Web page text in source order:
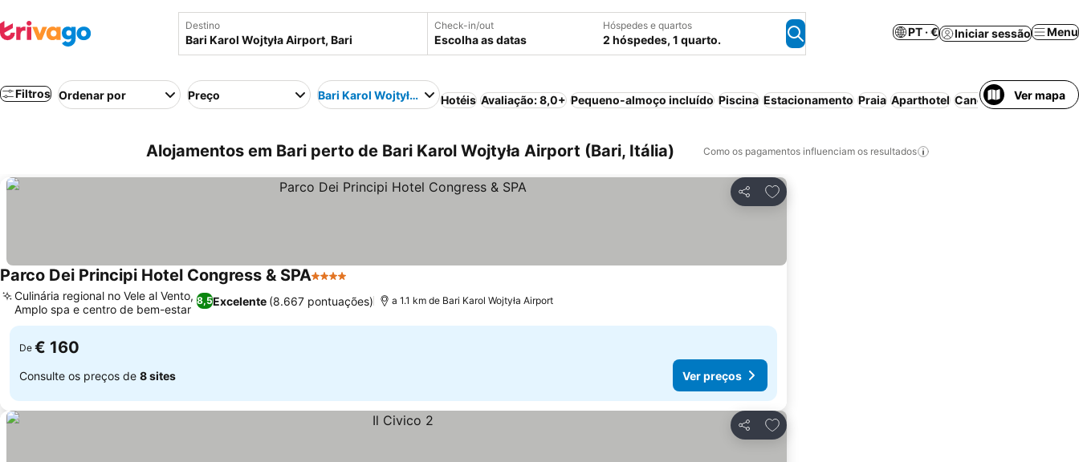
Destino Check-in/out
Escolha as datas
Hóspedes e quartos
2 hóspedes, 1 quarto.
PT · € Iniciar sessão Menu
Filtros Ordenar por Preço Bari Karol Wojtyła AirportHotéis Avaliação: 8,0+ Pequeno-almoço incluído Piscina Estacionamento Praia Aparthotel CancelamentoVer mapa
Alojamentos em Bari perto de Bari Karol Wojtyła Airport (Bari, Itália) Como os pagamentos influenciam os resultados
Partilhar
Adicionar aos favoritos
Parco Dei Principi Hotel Congress & SPA4 Estrelas
8,5Excelente (8.667 pontuações)
Culinária regional no Vele al Vento,
Amplo spa e centro de bem-estar
a 1.1 km de Bari Karol Wojtyła Airport
De € 160
Consulte os preços de 8 sites Ver preços
Partilhar
Adicionar aos favoritos